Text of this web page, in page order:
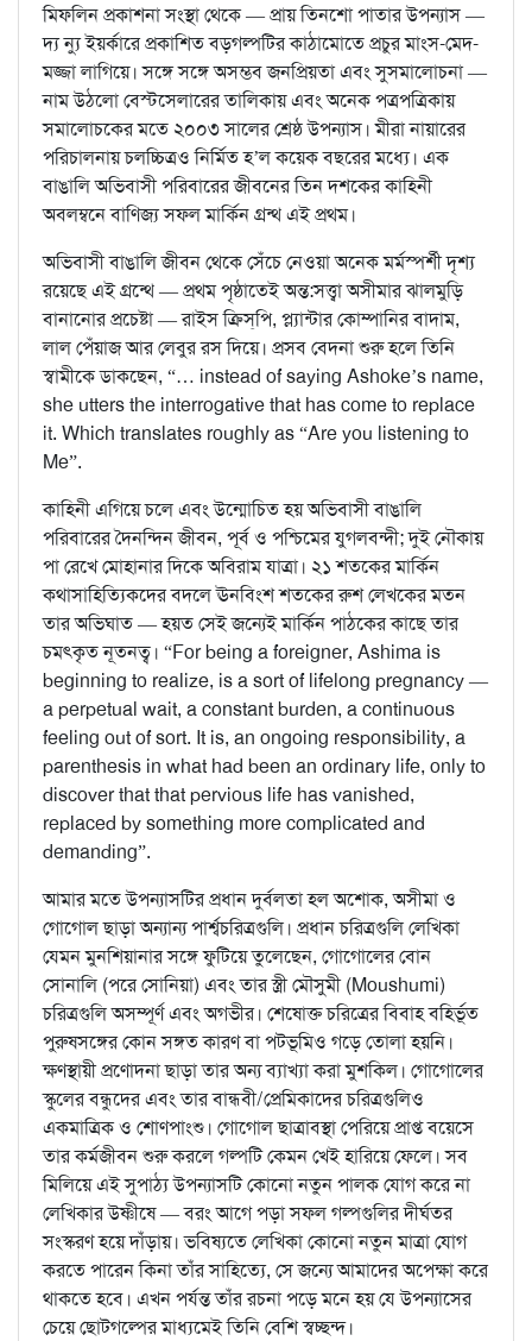
মিফলিন প্রকাশনা সংস্থা থেকে — প্রায় তিনশো পাতার উপন্যাস —
দ্য ন্যু ইয়র্কারে প্রকাশিত বড়গল্পটির কাঠামোতে প্রচুর মাংস-মেদ-
মজ্জা লাগিয়ে। সঙ্গে সঙ্গে অসম্ভব জনপ্রিয়তা এবং সুসমালোচনা —
নাম উঠলো বেস্টসেলারের তালিকায় এবং অনেক পত্রপত্রিকায়
সমালোচকের মতে ২০০৩ সালের শ্রেষ্ঠ উপন্যাস। মীরা নায়ারের
পরিচালনায় চলচ্চিত্রও নির্মিত হ’ল কয়েক বছরের মধ্যে। এক
বাঙালি অভিবাসী পরিবারের জীবনের তিন দশকের কাহিনী
অবলম্বনে বাণিজ্য সফল মার্কিন গ্রন্থ এই প্রথম।
অভিবাসী বাঙালি জীবন থেকে সেঁচে নেওয়া অনেক মর্মস্পর্শী দৃশ্য
রয়েছে এই গ্রন্থে — প্রথম পৃষ্ঠাতেই অন্ত:সত্ত্বা অসীমার ঝালমুড়ি
বানানোর প্রচেষ্টা — রাইস ক্রিস্‌পি, প্ল্যান্টার কোম্পানির বাদাম,
লাল পেঁয়াজ আর লেবুর রস দিয়ে। প্রসব বেদনা শুরু হলে তিনি
স্বামীকে ডাকছেন, “… instead of saying Ashoke’s name,
she utters the interrogative that has come to replace
it. Which translates roughly as “Are you listening to
Me”.
কাহিনী এগিয়ে চলে এবং উন্মোচিত হয় অভিবাসী বাঙালি
পরিবারের দৈনন্দিন জীবন, পূর্ব ও পশ্চিমের যুগলবন্দী; দুই নৌকায়
পা রেখে মোহানার দিকে অবিরাম যাত্রা। ২১ শতকের মার্কিন
কথাসাহিত্যিকদের বদলে ঊনবিংশ শতকের রুশ লেখকের মতন
তার অভিঘাত — হয়ত সেই জন্যেই মার্কিন পাঠকের কাছে তার
চমৎকৃত নূতনত্ব। “For being a foreigner, Ashima is
beginning to realize, is a sort of lifelong pregnancy —
a perpetual wait, a constant burden, a continuous
feeling out of sort. It is, an ongoing responsibility, a
parenthesis in what had been an ordinary life, only to
discover that that pervious life has vanished,
replaced by something more complicated and
demanding”.
আমার মতে উপন্যাসটির প্রধান দুর্বলতা হল অশোক, অসীমা ও
গোগোল ছাড়া অন্যান্য পার্শ্বচরিত্রগুলি। প্রধান চরিত্রগুলি লেখিকা
যেমন মুনশিয়ানার সঙ্গে ফুটিয়ে তুলেছেন, গোগোলের বোন
সোনালি (পরে সোনিয়া) এবং তার স্ত্রী মৌসুমী (Moushumi)
চরিত্রগুলি অসম্পূর্ণ এবং অগভীর। শেষোক্ত চরিত্রের বিবাহ বহির্ভূত
পুরুষসঙ্গের কোন সঙ্গত কারণ বা পটভূমিও গড়ে তোলা হয়নি।
ক্ষণস্থায়ী প্রণোদনা ছাড়া তার অন্য ব্যাখ্যা করা মুশকিল। গোগোলের
স্কুলের বন্ধুদের এবং তার বান্ধবী/প্রেমিকাদের চরিত্রগুলিও
একমাত্রিক ও শোণপাংশু। গোগোল ছাত্রাবস্থা পেরিয়ে প্রাপ্ত বয়েসে
তার কর্মজীবন শুরু করলে গল্পটি কেমন খেই হারিয়ে ফেলে। সব
মিলিয়ে এই সুপাঠ্য উপন্যাসটি কোনো নতুন পালক যোগ করে না
লেখিকার উষ্ণীষে — বরং আগে পড়া সফল গল্পগুলির দীর্ঘতর
সংস্করণ হয়ে দাঁড়ায়। ভবিষ্যতে লেখিকা কোনো নতুন মাত্রা যোগ
করতে পারেন কিনা তাঁর সাহিত্যে, সে জন্যে আমাদের অপেক্ষা করে
থাকতে হবে। এখন পর্যন্ত তাঁর রচনা পড়ে মনে হয় যে উপন্যাসের
চেয়ে ছোটগল্পের মাধ্যমেই তিনি বেশি স্বচ্ছন্দ।